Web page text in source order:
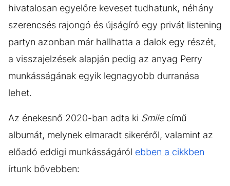
hivatalosan egyelőre keveset tudhatunk, néhány
szerencsés rajongó és újságíró egy privát listening
partyn azonban már hallhatta a dalok egy részét,
a visszajelzések alapján pedig az anyag Perry
munkásságának egyik legnagyobb durranása
lehet.
Az énekesnő 2020-ban adta ki Smilecímű
albumát, melynek elmaradt sikeréről, valamint az
előadó eddigi munkásságáról ebben a cikkben
írtunk bővebben: